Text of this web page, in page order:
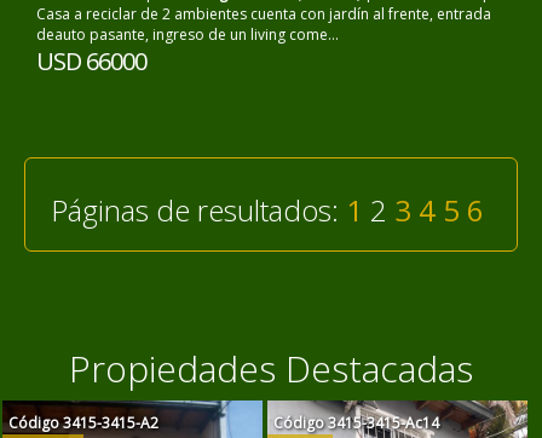
Casa a reciclar de 2 ambientes cuenta con jardín al frente, entrada
deauto pasante, ingreso de un living come...
USD 66000
Páginas de resultados: 1 2 3 4 5 6
Propiedades Destacadas
Código3415-3415-A2 Código3415-3415-Ac14